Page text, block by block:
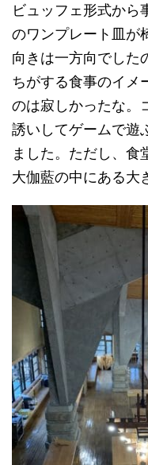
ビュッフェ形式から
のワンプレート皿が
向きは一方向でした
ちがする食事のイメ
のは寂しかったな。
誘いしてゲームで遊
ました。ただし、食
大伽藍の中にある大